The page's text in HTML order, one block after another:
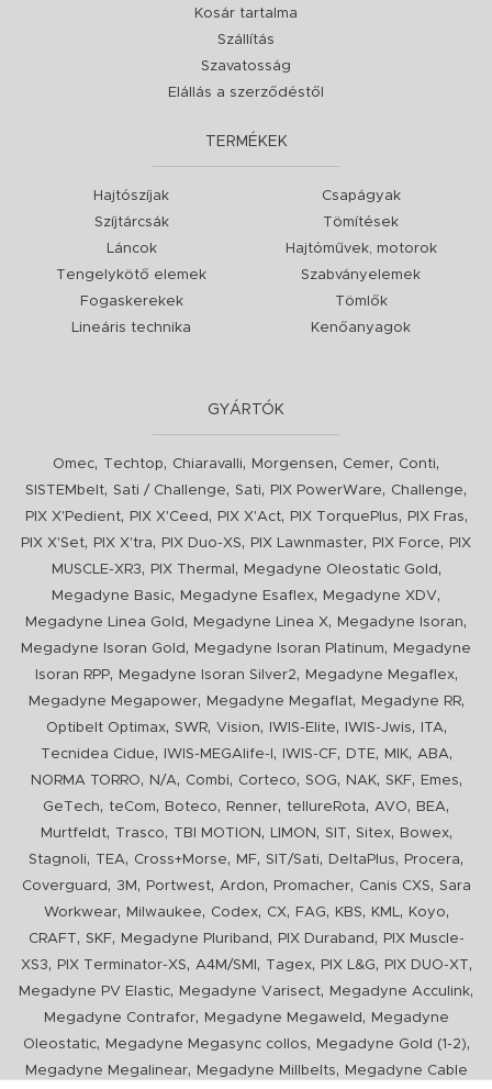
Kosár tartalma
Szállítás
Szavatosság
Elállás a szerződéstől
TERMÉKEK
Hajtószíjak
Szíjtárcsák
Láncok
Tengelykötő elemek
Fogaskerekek
Lineáris technika
Csapágyak
Tömítések
Hajtóművek, motorok
Szabványelemek
Tömlők
Kenőanyagok
GYÁRTÓK
Omec, Techtop, Chiaravalli, Morgensen, Cemer, Conti,
SISTEMbelt, Sati / Challenge, Sati, PIX PowerWare, Challenge,
PIX X'Pedient, PIX X'Ceed , PIX X'Act, PIX TorquePlus, PIX Fras,
PIX X'Set, PIX X'tra, PIX Duo-XS, PIX Lawnmaster, PIX Force,
PIX
MUSCLE-XR3, PIX Thermal , Megadyne Oleostatic Gold ,
Megadyne Basic, Megadyne Esaflex, Megadyne XDV,
Megadyne Linea Gold , Megadyne Linea X, Megadyne Isoran,
Megadyne Isoran Gold , Megadyne Isoran Platinum,
Megadyne
Isoran RPP, Megadyne Isoran Silver2, Megadyne Megaflex,
Megadyne Megapower, Megadyne Megaflat, Megadyne RR,
Optibelt Optimax, SWR, Vision, IWIS-Elite, IWIS-Jwis, ITA,
Tecnidea Cidue, IWIS-MEGAlife-I , IWIS-CF, DTE, MIK, ABA,
NORMA TORRO, N/A, Combi, Corteco, SOG, NAK, SKF, Emes,
GeTech, teCom, Boteco, Renner, tellureRota, AVO, BEA,
Murtfeldt, Trasco, TBI MOTION , LIMON , SIT, Sitex, Bowex,
Stagnoli, TEA, Cross+Morse, MF, SIT/Sati, DeltaPlus, Procera,
Coverguard , 3M , Portwest, Ardon, Promacher, Canis CXS, Sara
Workwear, Milwaukee, Codex, CX, FAG, KBS, KML, Koyo,
CRAFT, SKF, Megadyne Pluriband , PIX Duraband ,
PIX Muscle-
XS3, PIX Terminator-XS, A4M/SMI , Tagex, PIX L&G, PIX DUO-XT,
Megadyne PV Elastic, Megadyne Varisect, Megadyne Acculink,
Megadyne Contrafor, Megadyne Megaweld ,
Megadyne
Oleostatic, Megadyne Megasync collos, Megadyne Gold (1-2),
Megadyne Megalinear, Megadyne Millbelts, Megadyne Cable